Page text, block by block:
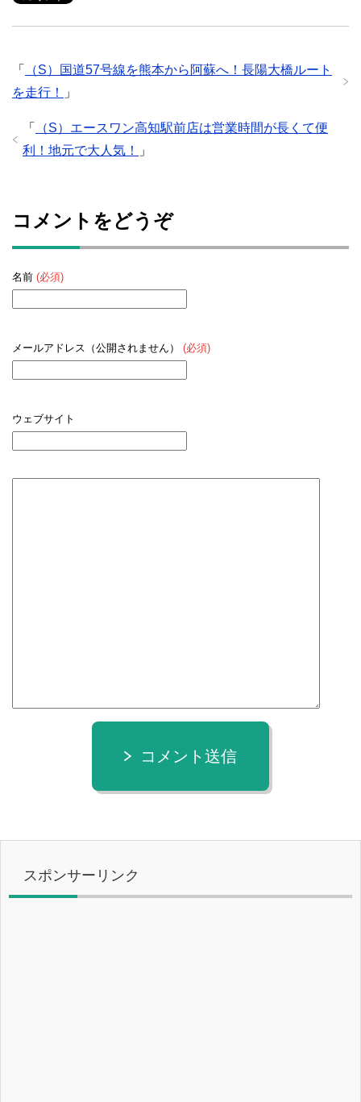
「
（S）国道57号線を熊本から阿蘇へ！長陽大橋ルート
を走行！
」
「
（S）エースワン高知駅前店は営業時間が長くて便
利！地元で大人気！
」
コメントをどうぞ
名前 (必須)
メールアドレス（公開されません） (必須)
ウェブサイト
コメント送信
スポンサーリンク